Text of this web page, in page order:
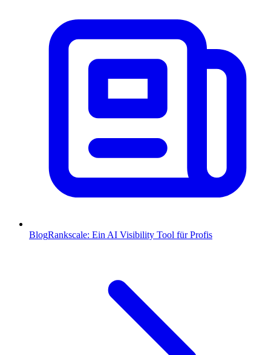
BlogRankscale: Ein AI Visibility Tool für Profis